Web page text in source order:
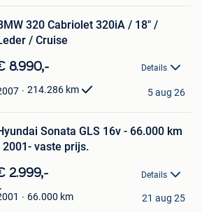
320 Cabriolet 320iA / 18" /
/ Cruise
8.990,- Details
214.286 km 5 aug 26
Sonata GLS 16v - 66.000 km
2001- vaste prijs.
2.999,- Details
66.000 km 21 aug 25